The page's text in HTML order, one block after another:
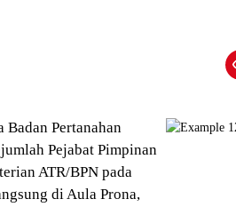
Pertanahan
Pejabat Pimpinan
ATR/BPN pada
di Aula Prona,